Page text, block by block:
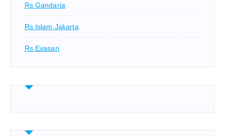
Rs Gandaria
Rs Islam Jakarta
Rs Evasari